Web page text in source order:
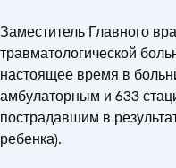
Заместитель Главного
травматологической
настоящее время в
амбулаторным и 633
пострадавшим в
ребенка).